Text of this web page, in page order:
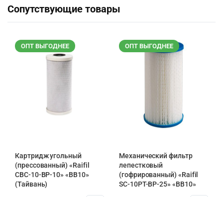
Сопутствующие товары
ОПТ ВЫГОДНЕЕ
Картридж угольный
(прессованный) «Raifil
CBC-10-BP-10» «BB10»
(Тайвань)
ОПТ ВЫГОДНЕЕ
Механический фильтр
лепестковый
(гофрированный) «Raifil
SC-10PT-ВР-25» «BB10»